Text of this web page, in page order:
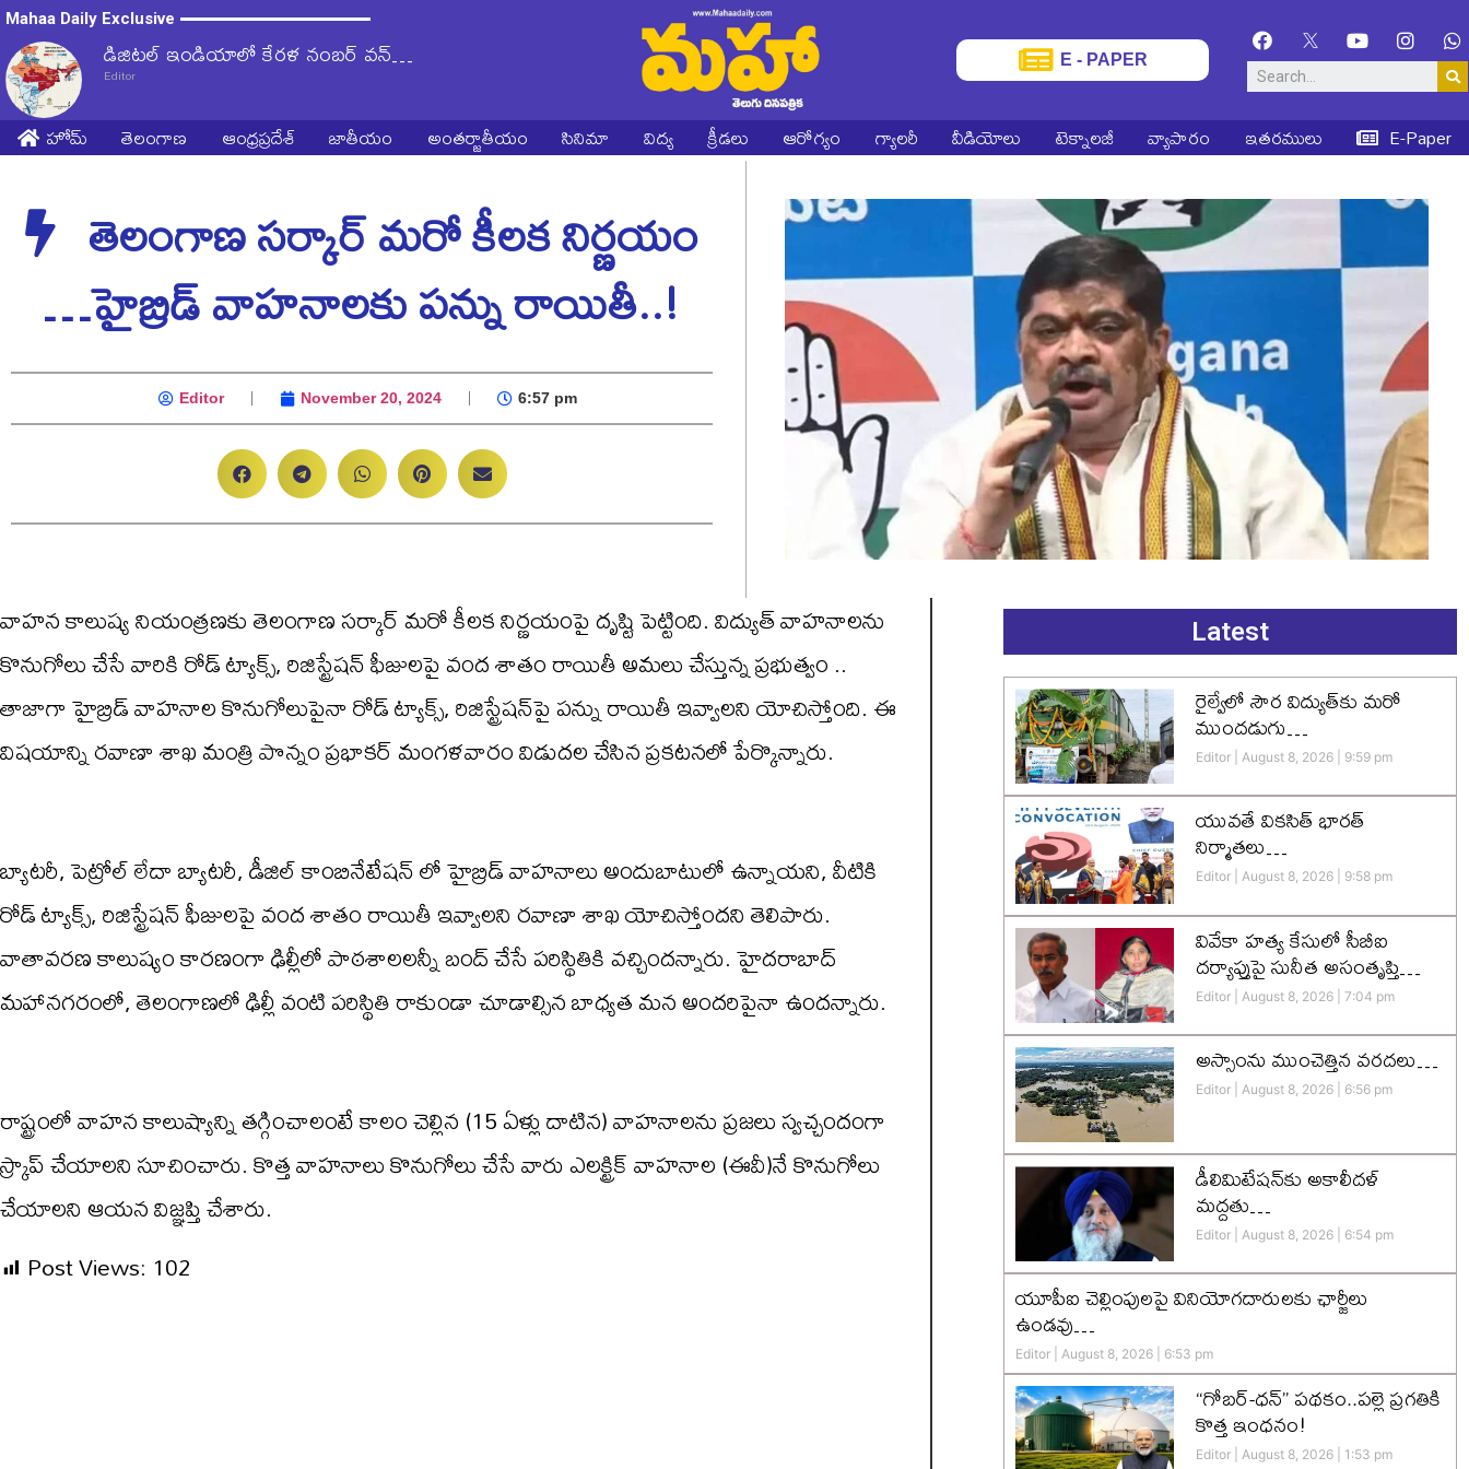
Mahaa Daily Exclusive
డిజిటల్‌ ఇండియాలో కేరళ నంబర్‌ వన్‌…
Editor
E - PAPER
హోమ్ తెలంగాణ ఆంధ్రప్రదేశ్ జాతీయం అంతర్జాతీయం సినిమా విద్య క్రీడలు ఆరోగ్యం గ్యాలరీ వీడియోలు టెక్నాలజీ వ్యాపారం ఇతరములు E-Paper
తెలంగాణ సర్కార్ మరో కీలక నిర్ణయం
…హైబ్రిడ్ వాహనాలకు పన్ను రాయితీ..!
Editor November 20, 2024 6:57 pm
వాహన కాలుష్య నియంత్రణకు తెలంగాణ సర్కార్ మరో కీలక నిర్ణయంపై దృష్టి పెట్టింది. విద్యుత్ వాహనాలను
కొనుగోలు చేసే వారికి రోడ్ ట్యాక్స్, రిజిస్ట్రేషన్ ఫీజులపై వంద శాతం రాయితీ అమలు చేస్తున్న ప్రభుత్వం ..
తాజాగా హైబ్రిడ్ వాహనాల కొనుగోలుపైనా రోడ్ ట్యాక్స్, రిజిస్ట్రేషన్‌పై పన్ను రాయితీ ఇవ్వాలని యోచిస్తోంది. ఈ
విషయాన్ని రవాణా శాఖ మంత్రి పొన్నం ప్రభాకర్ మంగళవారం విడుదల చేసిన ప్రకటనలో పేర్కొన్నారు.
బ్యాటరీ, పెట్రోల్ లేదా బ్యాటరీ, డీజిల్ కాంబినేటేషన్ లో హైబ్రిడ్ వాహనాలు అందుబాటులో ఉన్నాయని, వీటికి
రోడ్ ట్యాక్స్, రిజిస్ట్రేషన్ ఫీజులపై వంద శాతం రాయితీ ఇవ్వాలని రవాణా శాఖ యోచిస్తోందని తెలిపారు.
వాతావరణ కాలుష్యం కారణంగా ఢిల్లీలో పాఠశాలలన్నీ బంద్ చేసే పరిస్థితికి వచ్చిందన్నారు. హైదరాబాద్
మహానగరంలో, తెలంగాణలో ఢిల్లీ వంటి పరిస్థితి రాకుండా చూడాల్సిన బాధ్యత మన అందరిపైనా ఉందన్నారు.
రాష్ట్రంలో వాహన కాలుష్యాన్ని తగ్గించాలంటే కాలం చెల్లిన (15 ఏళ్లు దాటిన) వాహనాలను ప్రజలు స్వచ్చందంగా
స్క్రాప్ చేయాలని సూచించారు. కొత్త వాహనాలు కొనుగోలు చేసే వారు ఎలక్ట్రిక్ వాహనాల (ఈవీ)నే కొనుగోలు
చేయాలని ఆయన విజ్ఞప్తి చేశారు.
Post Views: 102
Latest
రైల్వేలో సౌర విద్యుత్‌కు మరో
ముందడుగు…
Editor August 8, 2026 9:59 pm
యువతే వికసిత్‌ భారత్‌
నిర్మాతలు…
Editor August 8, 2026 9:58 pm
వివేకా హత్య కేసులో సీబీఐ
దర్యాప్తుపై సునీత అసంతృప్తి…
Editor August 8, 2026 7:04 pm
అస్సాంను ముంచెత్తిన వరదలు…
Editor August 8, 2026 6:56 pm
డీలిమిటేషన్‌కు అకాలీదళ్‌
మద్దతు…
Editor August 8, 2026 6:54 pm
యూపీఐ చెల్లింపులపై వినియోగదారులకు ఛార్జీలు
ఉండవు…
Editor August 8, 2026 6:53 pm
“గోబర్-ధన్” పథకం..పల్లె ప్రగతికి
కొత్త ఇంధనం!
Editor August 8, 2026 1:53 pm